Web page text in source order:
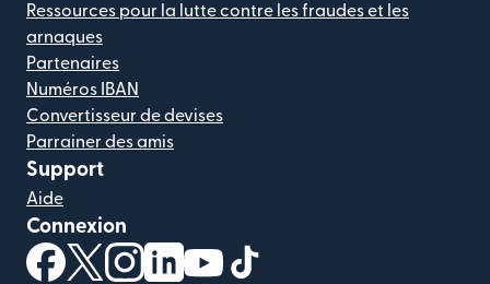
Ressources pour la lutte contre les fraudes et les
arnaques
Partenaires
Numéros IBAN
Convertisseur de devises
Parrainer des amis
Support
Aide
Connexion
(s'ouvre dans une nouvelle fenêtre)
(s'ouvre dans une nouvelle fenêtre)
(s'ouvre dans une nouvelle fenêtre)
(s'ouvre dans une nouvelle fenêtre)
(s'ouvre dans une nouvelle